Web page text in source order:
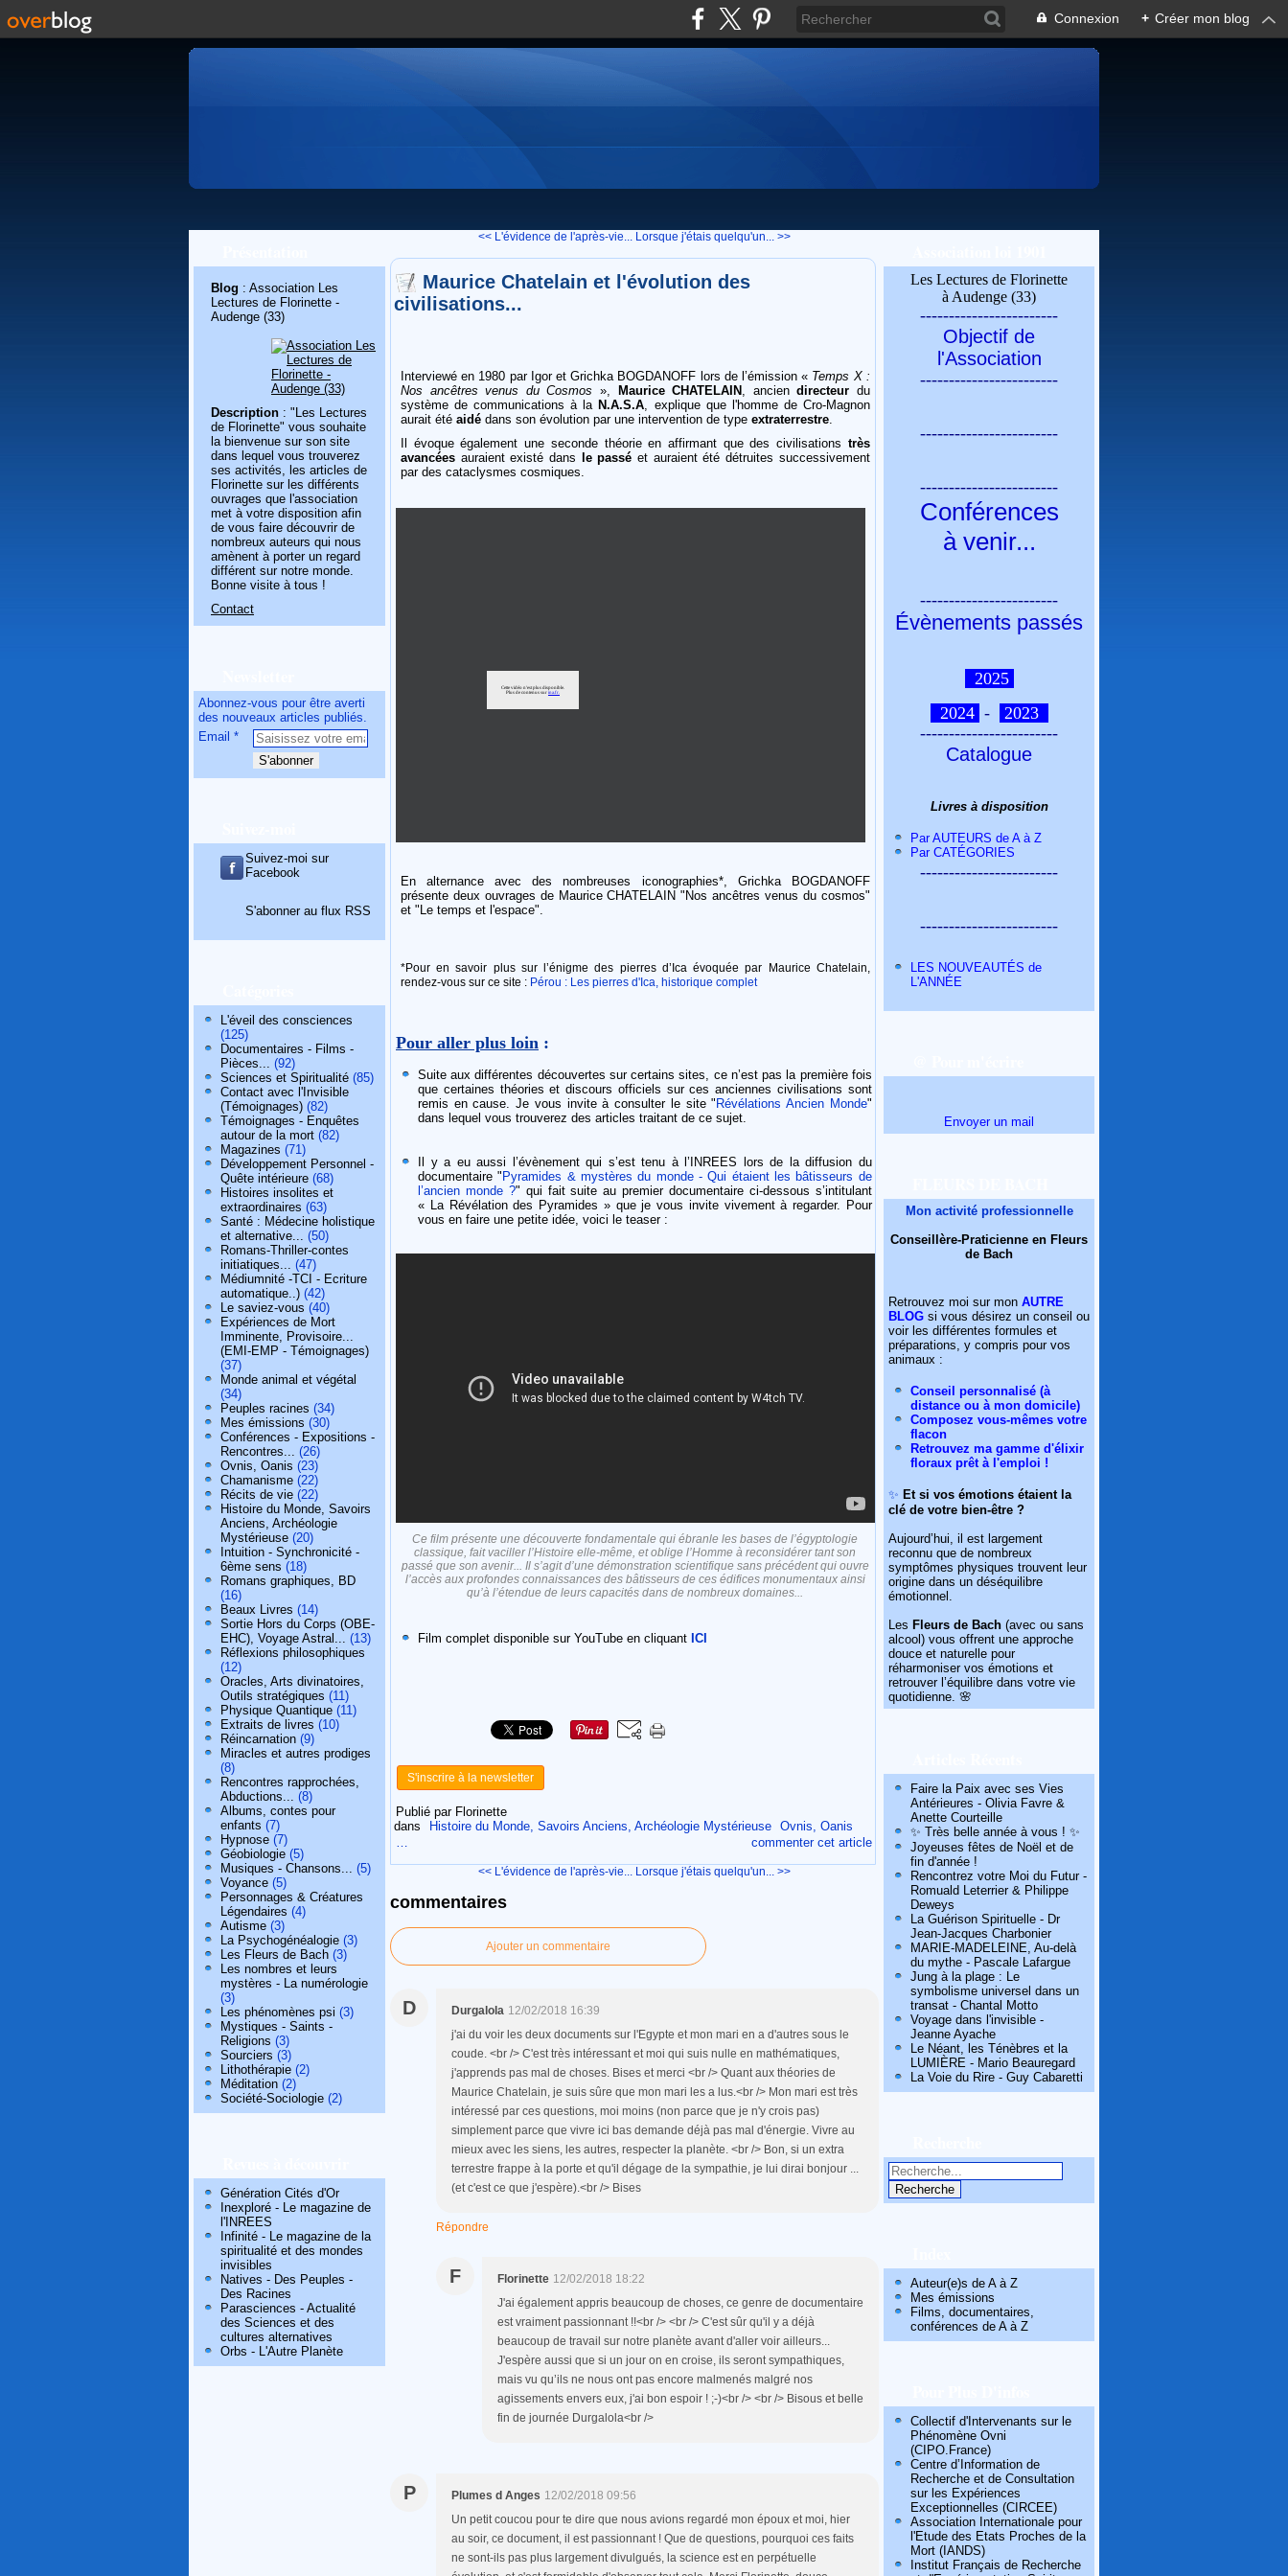
Connexion + Créer mon blog
Blog : Association Les
Lectures de Florinette -
Audenge (33)
Description : "Les Lectures
de Florinette" vous souhaite
la bienvenue sur son site
dans lequel vous trouverez
ses activités, les articles de
Florinette sur les différents
ouvrages que l'association
met à votre disposition afin
de vous faire découvrir de
nombreux auteurs qui nous
amènent à porter un regard
différent sur notre monde.
Bonne visite à tous !
Contact
Abonnez-vous pour être averti
des nouveaux articles publiés.
Email
Suivez-moi sur
Facebook
S'abonner au flux RSS
L'éveil des consciences
(125)
Documentaires - Films -
Pièces... (92)
Sciences et Spiritualité (85)
Contact avec l'Invisible
(Témoignages) (82)
Témoignages - Enquêtes
autour de la mort (82)
Magazines (71)
Développement Personnel -
Quête intérieure (68)
Histoires insolites et
extraordinaires (63)
Santé : Médecine holistique
et alternative... (50)
Romans-Thriller-contes
initiatiques... (47)
Médiumnité -TCI - Ecriture
automatique..) (42)
Le saviez-vous (40)
Expériences de Mort
Imminente, Provisoire...
(EMI-EMP - Témoignages)
(37)
Monde animal et végétal
(34)
Peuples racines (34)
Mes émissions (30)
Conférences - Expositions -
Rencontres... (26)
Ovnis, Oanis (23)
Chamanisme (22)
Récits de vie (22)
Histoire du Monde, Savoirs
Anciens, Archéologie
Mystérieuse (20)
Intuition - Synchronicité -
6ème sens (18)
Romans graphiques, BD
(16)
Beaux Livres (14)
Sortie Hors du Corps (OBE-
EHC), Voyage Astral... (13)
Réflexions philosophiques
(12)
Oracles, Arts divinatoires,
Outils stratégiques (11)
Physique Quantique (11)
Extraits de livres (10)
Réincarnation (9)
Miracles et autres prodiges
(8)
Rencontres rapprochées,
Abductions... (8)
Albums, contes pour
enfants (7)
Hypnose (7)
Géobiologie (5)
Musiques - Chansons... (5)
Voyance (5)
Personnages & Créatures
Légendaires (4)
Autisme (3)
La Psychogénéalogie (3)
Les Fleurs de Bach (3)
Les nombres et leurs
mystères - La numérologie
(3)
Les phénomènes psi (3)
Mystiques - Saints -
Religions (3)
Sourciers (3)
Lithothérapie (2)
Méditation (2)
Société-Sociologie (2)
Génération Cités d'Or
Inexploré - Le magazine de
l'INREES
Infinité - Le magazine de la
spiritualité et des mondes
invisibles
Natives - Des Peuples -
Des Racines
Parasciences - Actualité
des Sciences et des
cultures alternatives
Orbs - L'Autre Planète
<< L'évidence de l'après-vie... Lorsque j'étais quelqu'un... >>
Maurice Chatelain et l'évolution des
civilisations...
Interviewé en 1980 par Igor et Grichka BOGDANOFF lors de l’émission « Temps X :
Nos ancêtres venus du Cosmos », Maurice CHATELAIN , anciendirecteur du
système de communications à laN.A.S.A, explique que l'homme de Cro-Magnon
aurait été aidé dans son évolution par une intervention de type extraterrestre.
Il évoque également une seconde théorie en affirmant que des civilisations très
avancées auraient existé dans le passé et auraient été détruites successivement
par des cataclysmes cosmiques.
En alternance avec des nombreuses iconographies*, Grichka BOGDANOFF
présente deux ouvrages de Maurice CHATELAIN "Nos ancêtres venus du cosmos"
et "Le temps et l'espace".
*Pour en savoir plus sur l’énigme des pierres d’Ica évoquée par Maurice Chatelain,
rendez-vous sur ce site : Pérou : Les pierres d'Ica, historique complet
Pour aller plus loin :
Suite aux différentes découvertes sur certains sites, ce n’est pas la première fois
que certaines théories et discours officiels sur ces anciennes civilisations sont
remis en cause. Je vous invite à consulter le site " Révélations Ancien Monde"
dans lequel vous trouverez des articles traitant de ce sujet.
Il y a eu aussi l’évènement qui s’est tenu à l’INREES lors de la diffusion du
documentaire " Pyramides & mystères du monde - Qui étaient les bâtisseurs de
l’ancien monde ?" qui fait suite au premier documentaire ci-dessous s’intitulant
« La Révélation des Pyramides » que je vous invite vivement à regarder. Pour
vous en faire une petite idée, voici le teaser :
Ce film présente une découverte fondamentale qui ébranle les bases de l’égyptologie
classique, fait vaciller l’Histoire elle-même, et oblige l’Homme à reconsidérer tant son
passé que son avenir... Il s’agit d’une démonstration scientifique sans précédent qui ouvre
l’accès aux profondes connaissances des bâtisseurs de ces édifices monumentaux ainsi
qu’à l’étendue de leurs capacités dans de nombreux domaines...
Film complet disponible sur YouTube en cliquant ICI
S'inscrire à la newsletter
Publié par Florinette
dans
Histoire du Monde, Savoirs Anciens, Archéologie Mystérieuse Ovnis, Oanis
commenter cet article
…
<< L'évidence de l'après-vie... Lorsque j'étais quelqu'un... >>
commentaires
Ajouter un commentaire
D Durgalola 12/02/2018 16:39
j'ai du voir les deux documents sur l'Egypte et mon mari en a d'autres sous le
coude. <br /> C'est très intéressant et moi qui suis nulle en mathématiques,
j'apprends pas mal de choses. Bises et merci <br /> Quant aux théories de
Maurice Chatelain, je suis sûre que mon mari les a lus.<br /> Mon mari est très
intéressé par ces questions, moi moins (non parce que je n'y crois pas)
simplement parce que vivre ici bas demande déjà pas mal d'énergie. Vivre au
mieux avec les siens, les autres, respecter la planète. <br /> Bon, si un extra
terrestre frappe à la porte et qu'il dégage de la sympathie, je lui dirai bonjour ...
(et c'est ce que j'espère).<br /> Bises
Répondre
F Florinette 12/02/2018 18:22
J'ai également appris beaucoup de choses, ce genre de documentaire
est vraiment passionnant !!<br /> <br /> C'est sûr qu'il y a déjà
beaucoup de travail sur notre planète avant d'aller voir ailleurs...
J'espère aussi que si un jour on en croise, ils seront sympathiques,
mais vu qu’ils ne nous ont pas encore malmenés malgré nos
agissements envers eux, j'ai bon espoir ! ;-)<br /> <br /> Bisous et belle
fin de journée Durgalola<br />
P Plumes d Anges 12/02/2018 09:56
Un petit coucou pour te dire que nous avions regardé mon époux et moi, hier
au soir, ce document, il est passionnant ! Que de questions, pourquoi ces faits
ne sont-ils pas plus largement divulgués, la science est en perpétuelle
Les Lectures de Florinette
à Audenge (33)
------------------------
Objectif de
l'Association
------------------------
------------------------
------------------------
Conférences
à venir...
------------------------
Évènements passés
2025
2024 -
2023
------------------------
Catalogue
Livres à disposition
Par AUTEURS de A à Z
Par CATÉGORIES
------------------------
------------------------
LES NOUVEAUTÉS de
L'ANNÉE
Envoyer un mail
Mon activité professionnelle
Conseillère-Praticienne en Fleurs
de Bach
Retrouvez moi sur mon AUTRE
BLOG si vous désirez un conseil ou
voir les différentes formules et
préparations, y compris pour vos
animaux :
Conseil personnalisé (à
distance ou à mon domicile)
Composez vous-mêmes votre
flacon
Retrouvez ma gamme d'élixir
floraux prêt à l'emploi !
✨ Et si vos émotions étaient la
clé de votre bien-être ?
Aujourd’hui, il est largement
reconnu que de nombreux
symptômes physiques trouvent leur
origine dans un déséquilibre
émotionnel.
Les Fleurs de Bach (avec ou sans
alcool) vous offrent une approche
douce et naturelle pour
réharmoniser vos émotions et
retrouver l’équilibre dans votre vie
quotidienne. 🌸
Faire la Paix avec ses Vies
Antérieures - Olivia Favre &
Anette Courteille
✨ Très belle année à vous ! ✨
Joyeuses fêtes de Noël et de
fin d'année !
Rencontrez votre Moi du Futur -
Romuald Leterrier & Philippe
Deweys
La Guérison Spirituelle - Dr
Jean-Jacques Charbonier
MARIE-MADELEINE, Au-delà
du mythe - Pascale Lafargue
Jung à la plage : Le
symbolisme universel dans un
transat - Chantal Motto
Voyage dans l'invisible -
Jeanne Ayache
Le Néant, les Ténèbres et la
LUMIÈRE - Mario Beauregard
La Voie du Rire - Guy Cabaretti
Auteur(e)s de A à Z
Mes émissions
Films, documentaires,
conférences de A à Z
Collectif d'Intervenants sur le
Phénomène Ovni
(CIPO.France)
Centre d’Information de
Recherche et de Consultation
sur les Expériences
Exceptionnelles (CIRCEE)
Association Internationale pour
l'Etude des Etats Proches de la
Mort (IANDS)
Institut Français de Recherche